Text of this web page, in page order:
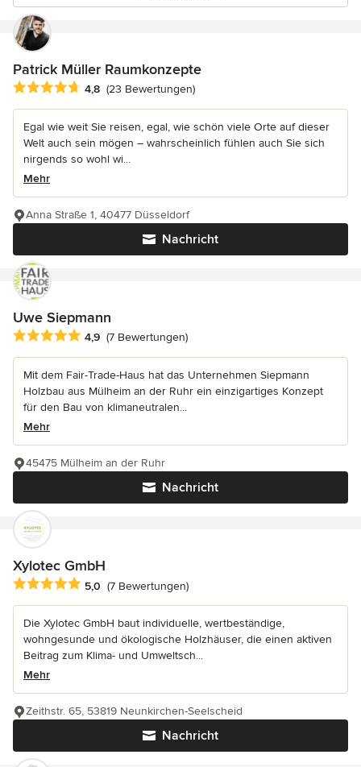
Patrick Müller Raumkonzepte
Durchschnittliche Bewertung: 4.8 von 5 Sternen
4,8 (23 Bewertungen)
Egal wie weit Sie reisen, egal, wie schön viele Orte auf dieser
Welt auch sein mögen – wahrscheinlich fühlen auch Sie sich
nirgends so wohl wi...
Mehr
Nachricht
Anna Straße 1, 40477 Düsseldorf
Uwe Siepmann
Durchschnittliche Bewertung: 4.9 von 5 Sternen
4,9 (7 Bewertungen)
Mit dem Fair-Trade-Haus hat das Unternehmen Siepmann
Holzbau aus Mülheim an der Ruhr ein einzigartiges Konzept
für den Bau von klimaneutralen...
Mehr
Nachricht
45475 Mülheim an der Ruhr
Xylotec GmbH
Durchschnittliche Bewertung: 5 von 5 Sternen
5,0 (7 Bewertungen)
Die Xylotec GmbH baut individuelle, wertbeständige,
wohngesunde und ökologische Holzhäuser, die einen aktiven
Beitrag zum Klima- und Umweltsch...
Mehr
Nachricht
Zeithstr. 65, 53819 Neunkirchen-Seelscheid